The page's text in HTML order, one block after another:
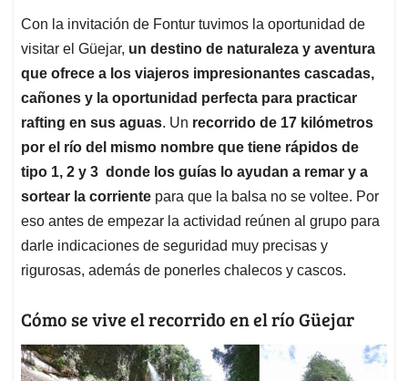
Con la invitación de Fontur tuvimos la oportunidad de
visitar el Güejar, un destino de naturaleza y aventura
que ofrece a los viajeros impresionantes cascadas,
cañones y la oportunidad perfecta para practicar
rafting en sus aguas. Un recorrido de 17 kilómetros
por el río del mismo nombre que tiene rápidos de
tipo 1, 2 y 3 donde los guías lo ayudan a remar y a
sortear la corriente para que la balsa no se voltee. Por
eso antes de empezar la actividad reúnen al grupo para
darle indicaciones de seguridad muy precisas y
rigurosas, además de ponerles chalecos y cascos.
Cómo se vive el recorrido en el río Güejar